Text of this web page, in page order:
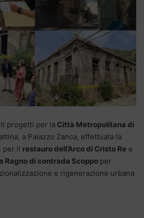
progetti per la Città Metropolitana di
a Palazzo Zanca, effettuata la
per il restauro dell’Arco di Cristo Re e
Ragno di contrada Scoppo per
e rigenerazione urbana